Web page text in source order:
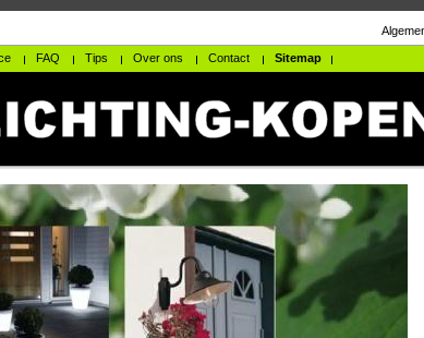
FAQ Tips Over ons Contact Sitemap